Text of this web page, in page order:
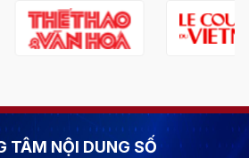
TÂM NỘI DUNG SỐ